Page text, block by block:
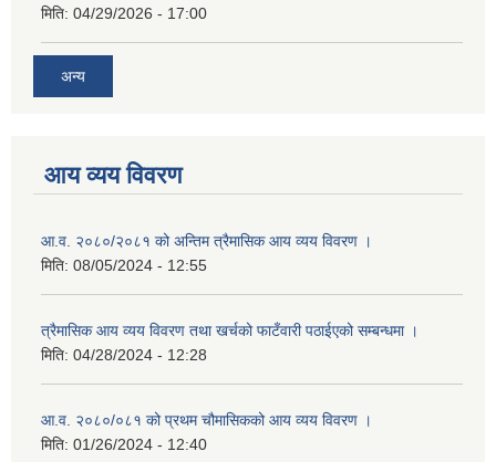
मिति: 04/29/2026 - 17:00
अन्य
आय व्यय विवरण
आ.व. २०८०/२०८१ को अन्तिम त्रैमासिक आय व्यय विवरण ।
मिति: 08/05/2024 - 12:55
त्रैमासिक आय व्यय विवरण तथा खर्चको फाटँवारी पठाईएको सम्बन्धमा ।
मिति: 04/28/2024 - 12:28
आ.व. २०८०/०८१ को प्रथम चौमासिकको आय व्यय विवरण ।
मिति: 01/26/2024 - 12:40